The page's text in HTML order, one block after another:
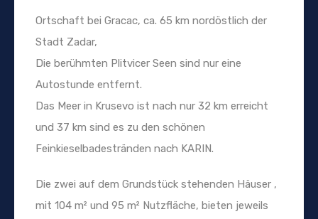
Ortschaft bei Gracac, ca. 65 km nordöstlich der
Stadt Zadar,
Die berühmten Plitvicer Seen sind nur eine
Autostunde entfernt.
Das Meer in Krusevo ist nach nur 32 km erreicht
und 37 km sind es zu den schönen
Feinkieselbadestränden nach KARIN.
Die zwei auf dem Grundstück stehenden Häuser ,
mit 104 m² und 95 m² Nutzfläche, bieten jeweils